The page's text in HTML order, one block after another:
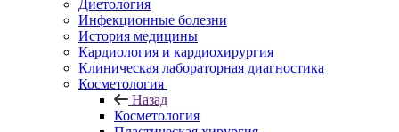
Диетология
Инфекционные болезни
История медицины
Кардиология и кардиохирургия
Клиническая лабораторная диагностика
Косметология
Назад
Косметология